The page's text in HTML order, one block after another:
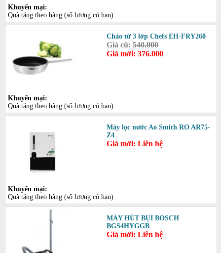
Khuyến mại:
Quà tặng theo hãng (số lượng có hạn)
Chảo từ 3 lớp Chefs EH-FRY260
Giá cũ:540.000
Giá mới: 376.000
Khuyến mại:
Quà tặng theo hãng (số lượng có hạn)
Máy lọc nước Ao Smith RO AR75-
Z4
Giá mới: Liên hệ
Khuyến mại:
Quà tặng theo hãng (số lượng có hạn)
MÁY HÚT BỤI BOSCH
BGS4HYGGB
Giá mới: Liên hệ